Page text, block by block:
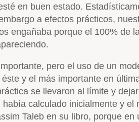
en buen estado.
a efectos prácticos,
engañaba porque el 100% de
pero el uso de un
y el más importante en
se llevaron al límite y
calculado inicialmente y
Taleb en su libro, porque